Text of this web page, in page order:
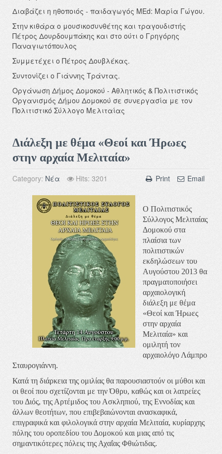
Διαβάζει η ηθοποιός - παιδαγωγός MEd: Μαρία Γώγου.
Στην κιθάρα ο μουσικοσυνθέτης και τραγουδιστής
Πέτρος Δουρδουμπάκης και στο ούτι ο Γρηγόρης
Παναγιωτόπουλος
Συμμετέχει ο Πέτρος Δουβλέκας.
Συντονίζει ο Γιάννης Τράντας.
Οργάνωση Δήμος Δομοκού - Αθλητικός & Πολιτιστικός
Οργανισμός Δήμου Δομοκού σε συνεργασία με τον
Πολιτιστικό Σύλλογο Μελιταίας
Διάλεξη με θέμα «Θεοί και Ήρωες
στην αρχαία Μελιταία»
Print Email
Category: Νέα Hits: 3201
O Πολιτιστικός
Σύλλογος Μελιταίας
Δομοκού στα
πλαίσια των
πολιτιστικών
εκδηλώσεων του
Αυγούστου 2013 θα
πραγματοποιήσει
αρχαιολογική
διάλεξη με θέμα
«Θεοί και Ήρωες
στην αρχαία
Μελιταία» και
ομιλητή τον
αρχαιολόγο Λάμπρο
Σταυρογιάννη.
Κατά τη διάρκεια της ομιλίας θα παρουσιαστούν οι μύθοι και
οι θεοί που σχετίζονται με την Όθρυ, καθώς και οι λατρείες
του Διός, της Αρτέμιδος του Ασκληπιού, της Εννοδίας και
άλλων θεοτήτων, που επιβεβαιώνονται ανασκαφικά,
επιγραφικά και φιλολογικά στην αρχαία Μελιταία, κυρίαρχης
πόλης του οροπεδίου του Δομοκού και μιας από τις
σημαντικότερες πόλεις της Αχαΐας Φθιώτιδας.